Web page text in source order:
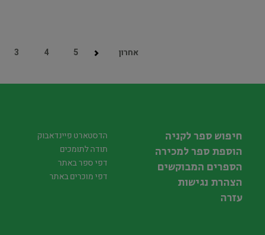
3 4 5 אחרון
חיפוש ספר לקניה
הוספת ספר למכירה
הספרים המבוקשים
הצהרת נגישות
עזרה
הדסטארט פיינדאבוק
תודה לתומכים
דפי ספר באתר
דפי מוכרים באתר